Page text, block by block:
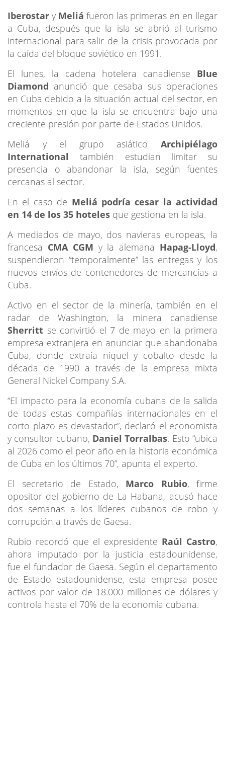
Iberostar y Meliá fueron las primeras en en llegar
a Cuba, después que la isla se abrió al turismo
internacional para salir de la crisis provocada por
la caída del bloque soviético en 1991.
El lunes, la cadena hotelera canadiense Blue
Diamond anunció que cesaba sus operaciones
en Cuba debido a la situación actual del sector, en
momentos en que la isla se encuentra bajo una
creciente presión por parte de Estados Unidos.
Meliá y el grupo asiático Archipiélago
International también estudian limitar su
presencia o abandonar la isla, según fuentes
cercanas al sector.
En el caso de Meliá podría cesar la actividad
en 14 de los 35 hoteles que gestiona en la isla.
A mediados de mayo, dos navieras europeas, la
francesa CMA CGM y la alemana Hapag-Lloyd,
suspendieron “temporalmente” las entregas y los
nuevos envíos de contenedores de mercancías a
Cuba.
Activo en el sector de la minería, también en el
radar de Washington, la minera canadiense
Sherritt se convirtió el 7 de mayo en la primera
empresa extranjera en anunciar que abandonaba
Cuba, donde extraía níquel y cobalto desde la
década de 1990 a través de la empresa mixta
General Nickel Company S.A.
“El impacto para la economía cubana de la salida
de todas estas compañías internacionales en el
corto plazo es devastador”, declaró el economista
y consultor cubano, Daniel Torralbas. Esto “ubica
al 2026 como el peor año en la historia económica
de Cuba en los últimos 70”, apunta el experto.
El secretario de Estado, Marco Rubio, firme
opositor del gobierno de La Habana, acusó hace
dos semanas a los líderes cubanos de robo y
corrupción a través de Gaesa.
Rubio recordó que el expresidente Raúl Castro,
ahora imputado por la justicia estadounidense,
fue el fundador de Gaesa. Según el departamento
de Estado estadounidense, esta empresa posee
activos por valor de 18.000 millones de dólares y
controla hasta el 70% de la economía cubana.